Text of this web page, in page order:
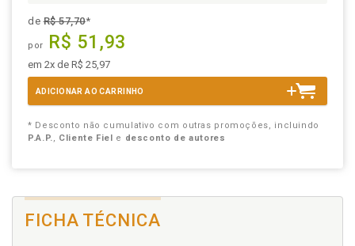
deR$ 57,70*
por R$ 51,93
em 2x de R$ 25,97
ADICIONAR AO CARRINHO
* Desconto não cumulativo com outras promoções, incluindo
P.A.P., Cliente Fiel e desconto de autores
FICHA TÉCNICA